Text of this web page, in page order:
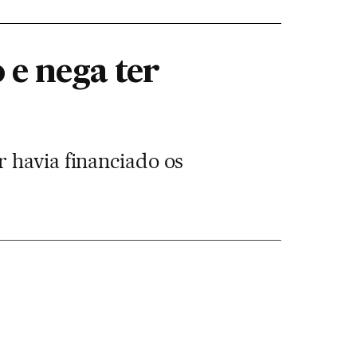
nega ter
havia financiado os